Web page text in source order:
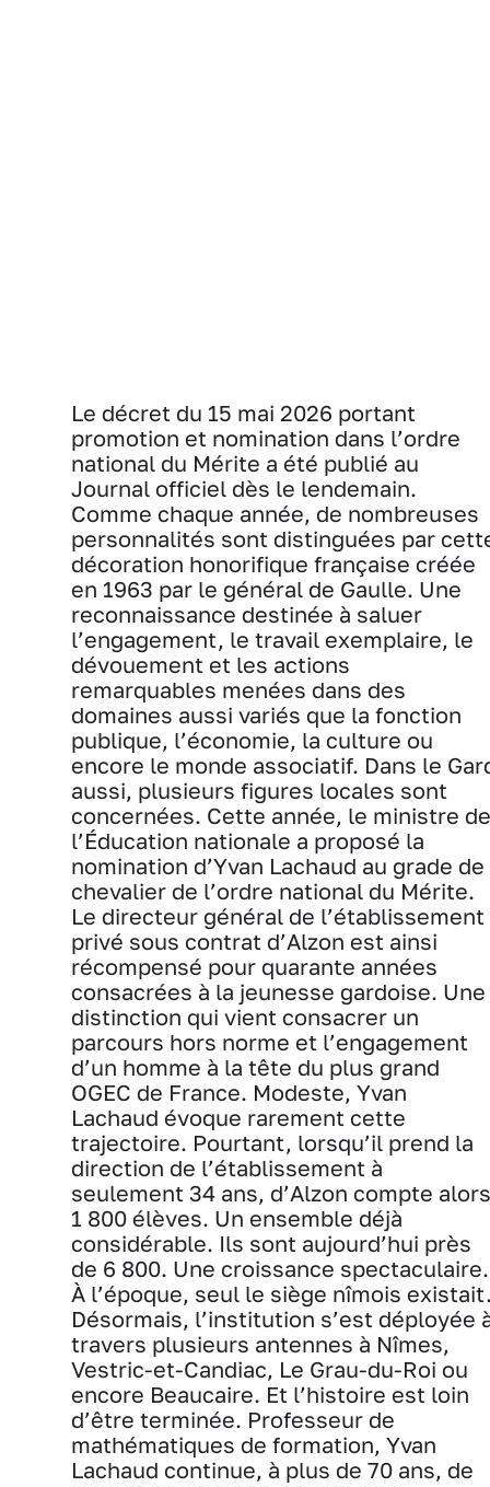
Le décret du 15 mai 2026 portant
promotion et nomination dans l’ordre
national du Mérite a été publié au
Journal officiel dès le lendemain.
Comme chaque année, de nombreuses
personnalités sont distinguées par
décoration honorifique française créée
en 1963 par le général de Gaulle. Une
reconnaissance destinée à saluer
l’engagement, le travail exemplaire, le
dévouement et les actions
remarquables menées dans des
domaines aussi variés que la fonction
publique, l’économie, la culture ou
encore le monde associatif. Dans le
aussi, plusieurs figures locales sont
concernées. Cette année, le ministre de
l’Éducation nationale a proposé la
nomination d’Yvan Lachaud au grade de
chevalier de l’ordre national du Mérite.
Le directeur général de l’établissement
privé sous contrat d’Alzon est ainsi
récompensé pour quarante années
consacrées à la jeunesse gardoise. Une
distinction qui vient consacrer un
parcours hors norme et l’engagement
d’un homme à la tête du plus grand
OGEC de France. Modeste, Yvan
Lachaud évoque rarement cette
trajectoire. Pourtant, lorsqu’il prend la
direction de l’établissement à
seulement 34 ans, d’Alzon compte alors
1 800 élèves. Un ensemble déjà
considérable. Ils sont aujourd’hui près
de 6 800. Une croissance spectaculaire.
À l’époque, seul le siège nîmois
Désormais, l’institution s’est déployée
travers plusieurs antennes à Nîmes,
Vestric-et-Candiac, Le Grau-du-Roi ou
encore Beaucaire. Et l’histoire est loin
d’être terminée. Professeur de
mathématiques de formation, Yvan
Lachaud continue, à plus de 70 ans, de